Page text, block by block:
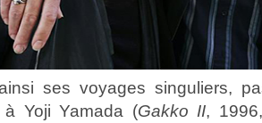
ses voyages singuliers,
Yoji Yamada (Gakko II,